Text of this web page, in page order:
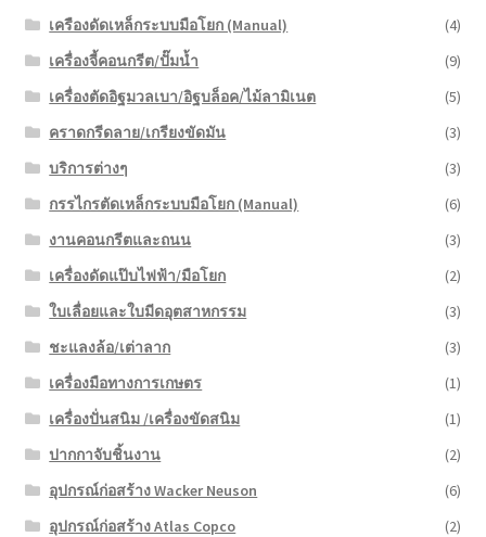
เครืองดัดเหล็กระบบมือโยก (Manual)
(4)
เครื่องจี้คอนกรีต/ปั๊มน้ำ
(9)
เครื่องตัดอิฐมวลเบา/อิฐบล็อค/ไม้ลามิเนต
(5)
คราดกรีดลาย/เกรียงขัดมัน
(3)
บริการต่างๆ
(3)
กรรไกรตัดเหล็กระบบมือโยก (Manual)
(6)
งานคอนกรีตและถนน
(3)
เครื่องดัดแป๊บไฟฟ้า/มือโยก
(2)
ใบเลื่อยและใบมีดอุตสาหกรรม
(3)
ชะแลงล้อ/เต่าลาก
(3)
เครื่องมือทางการเกษตร
(1)
เครื่องปั่นสนิม /เครื่องขัดสนิม
(1)
ปากกาจับชิ้นงาน
(2)
อุปกรณ์ก่อสร้าง Wacker Neuson
(6)
อุปกรณ์ก่อสร้าง Atlas Copco
(2)